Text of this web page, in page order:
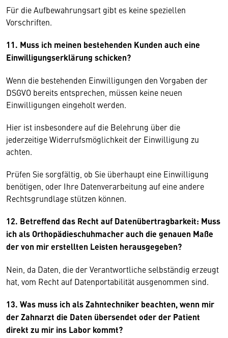
Für die Aufbewahrungsart gibt es keine speziellen
Vorschriften.
11. Muss ich meinen bestehenden Kunden auch eine
Einwilligungserklärung schicken?
Wenn die bestehenden Einwilligungen den Vorgaben der
DSGVO bereits entsprechen, müssen keine neuen
Einwilligungen eingeholt werden.
Hier ist insbesondere auf die Belehrung über die
jederzeitige Widerrufsmöglichkeit der Einwilligung zu
achten.
Prüfen Sie sorgfältig, ob Sie überhaupt eine Einwilligung
benötigen, oder Ihre Datenverarbeitung auf eine andere
Rechtsgrundlage stützen können.
12. Betreffend das Recht auf Datenübertragbarkeit: Muss
ich als Orthopädieschuhmacher auch die genauen Maße
der von mir erstellten Leisten herausgegeben?
Nein, da Daten, die der Verantwortliche selbständig erzeugt
hat, vom Recht auf Datenportabilität ausgenommen sind.
13. Was muss ich als Zahntechniker beachten, wenn mir
der Zahnarzt die Daten übersendet oder der Patient
direkt zu mir ins Labor kommt?